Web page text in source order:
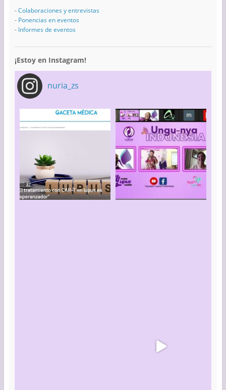
-Colaboraciones y entrevistas
- Ponencias en eventos
- Informes de eventos
¡Estoy en Instagram!
nuria_zs